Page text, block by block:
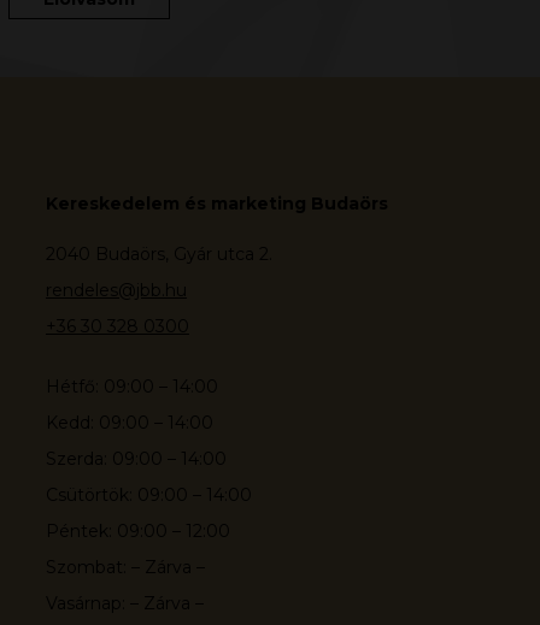
Kereskedelem és marketing Budaörs
2040 Budaörs, Gyár utca 2.
rendeles@jbb.hu
+36 30 328 0300
Hétfő: 09:00 – 14:00
Kedd: 09:00 – 14:00
Szerda: 09:00 – 14:00
Csütörtök: 09:00 – 14:00
Péntek: 09:00 – 12:00
Szombat: – Zárva –
Vasárnap: – Zárva –